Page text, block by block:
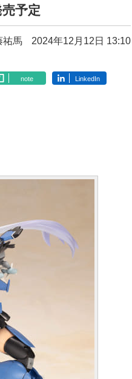
予定
祐馬 2024年12月12日 13:10
note LinkedIn